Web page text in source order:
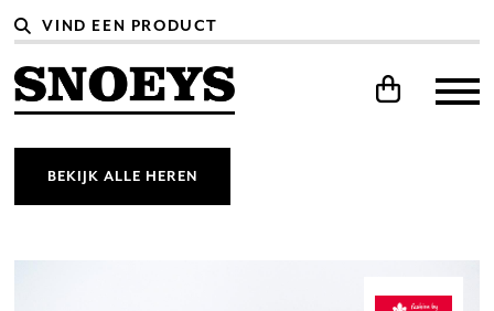
BEKIJK ALLE HEREN